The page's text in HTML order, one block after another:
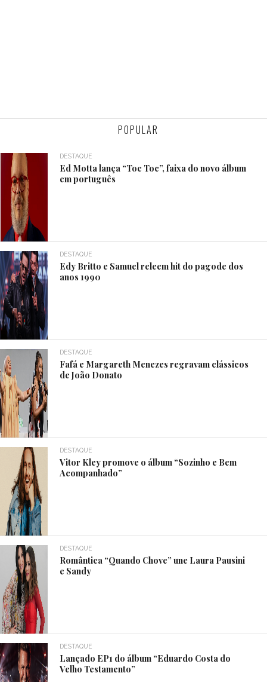
POPULAR
DESTAQUE
Ed Motta lança “Toc Toc”, faixa do novo álbum
em português
DESTAQUE
Edy Britto e Samuel releem hit do pagode dos
anos 1990
DESTAQUE
Fafá e Margareth Menezes regravam clássicos
de João Donato
DESTAQUE
Vitor Kley promove o álbum “Sozinho e Bem
Acompanhado”
DESTAQUE
Romântica “Quando Chove” une Laura Pausini
e Sandy
DESTAQUE
Lançado EP1 do álbum “Eduardo Costa do
Velho Testamento”